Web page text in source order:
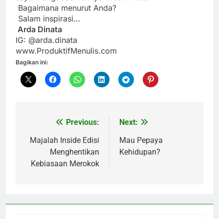
Bagaimana menurut Anda?
Salam inspirasi…
Arda Dinata
IG: @arda.dinata
www.ProduktifMenulis.com
Bagikan ini:
Navigasi
pos
Previous:
Majalah Inside Edisi
Menghentikan
Kebiasaan Merokok
Next:
Mau Pepaya
Kehidupan?